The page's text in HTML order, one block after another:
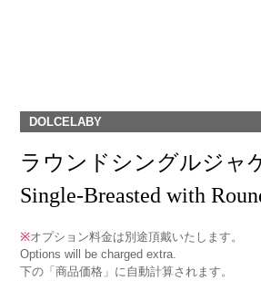
DOLCELABY
ラウンドシングルジャ
Single-Breasted with
※オプション料金は別途頂戴いたします。
Options will be charged extra.
下の「商品価格」に自動計算されます。